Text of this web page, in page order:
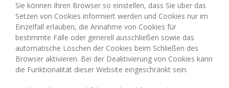
Sie können Ihren Browser so einstellen, dass Sie über das
Setzen von Cookies informiert werden und Cookies nur im
Einzelfall erlauben, die Annahme von Cookies für
bestimmte Fälle oder generell ausschließen sowie das
automatische Löschen der Cookies beim Schließen des
Browser aktivieren. Bei der Deaktivierung von Cookies kann
die Funktionalität dieser Website eingeschränkt sein.